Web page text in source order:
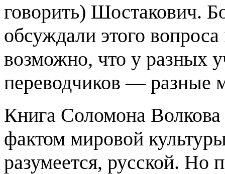
говорить) Шостакович.
обсуждали этого
возможно, что у разных
переводчиков — разные
Книга Соломона Волкова
фактом мировой
разумеется, русской. Но